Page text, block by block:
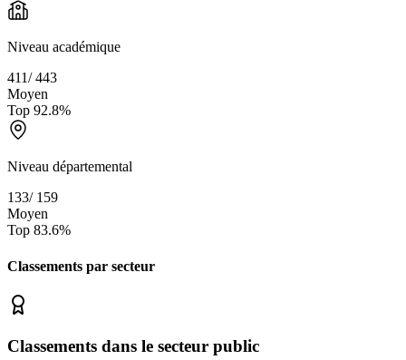
Niveau académique
411/443
Moyen
Top 92.8%
Niveau départemental
133/ 159
Moyen
Top 83.6%
Classements par secteur
Classements dans le secteur public